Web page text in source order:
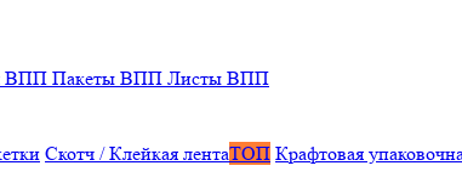
ВПП Пакеты ВПП Листы ВПП
Скотч / Клейкая лентаТОП Крафтовая